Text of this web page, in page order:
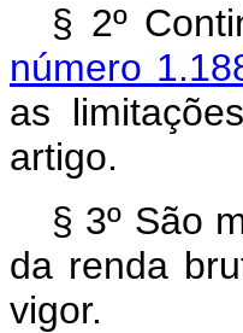
§ 2º
número
as
artigo.
§ 3º São
da renda
vigor.